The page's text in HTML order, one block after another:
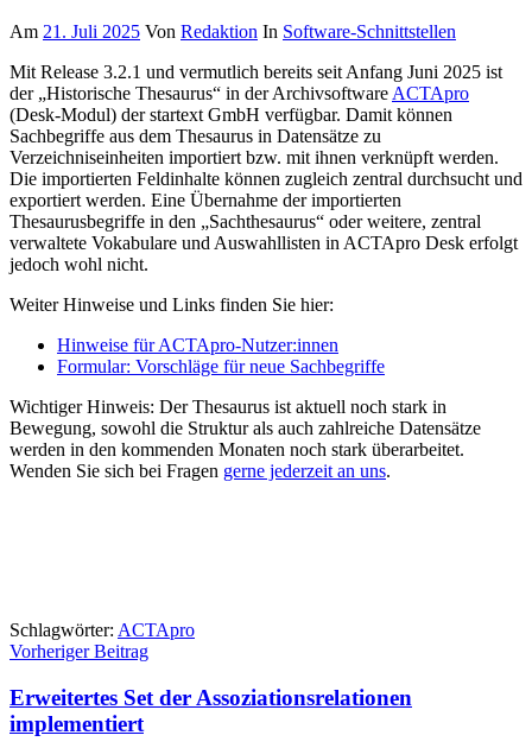
Am 21. Juli 2025 Von Redaktion In Software-Schnittstellen
Mit Release 3.2.1 und vermutlich bereits seit Anfang Juni 2025 ist
der „Historische Thesaurus“ in der ArchivsoftwareACTApro
(Desk-Modul) der startext GmbH verfügbar. Damit können
Sachbegriffe aus dem Thesaurus in Datensätze zu
Verzeichniseinheiten importiert bzw. mit ihnen verknüpft werden.
Die importierten Feldinhalte können zugleich zentral durchsucht und
exportiert werden. Eine Übernahme der importierten
Thesaurusbegriffe in den „Sachthesaurus“ oder weitere, zentral
verwaltete Vokabulare und Auswahllisten in ACTApro Desk erfolgt
jedoch wohl nicht.
Weiter Hinweise und Links finden Sie hier:
Hinweise für ACTApro-Nutzer:innen
Formular: Vorschläge für neue Sachbegriffe
Wichtiger Hinweis: Der Thesaurus ist aktuell noch stark in
Bewegung, sowohl die Struktur als auch zahlreiche Datensätze
werden in den kommenden Monaten noch stark überarbeitet.
Wenden Sie sich bei Fragen gerne jederzeit an uns.
Schlagwörter: ACTApro
Beitragsnavigation
Vorheriger Beitrag
Erweitertes Set der Assoziationsrelationen
implementiert